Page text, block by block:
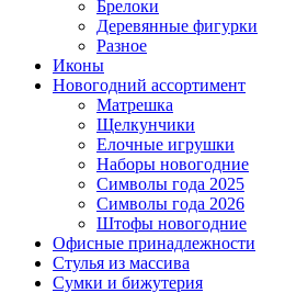
Брелоки
Деревянные фигурки
Разное
Иконы
Новогодний ассортимент
Матрешка
Щелкунчики
Елочные игрушки
Наборы новогодние
Символы года 2025
Символы года 2026
Штофы новогодние
Офисные принадлежности
Стулья из массива
Сумки и бижутерия